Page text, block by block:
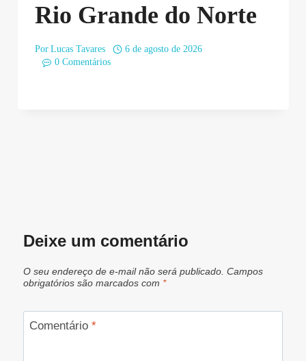
Rio Grande do Norte
Por Lucas Tavares
6 de agosto de 2026
0 Comentários
Deixe um comentário
O seu endereço de e-mail não será publicado. Campos
obrigatórios são marcados com *
Comentário *